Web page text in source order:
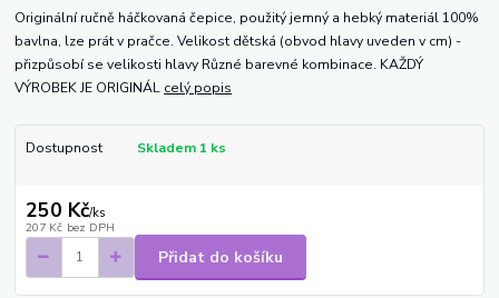
Originální ručně háčkovaná čepice, použitý jemný a hebký materiál 100%
bavlna, lze prát v pračce. Velikost dětská (obvod hlavy uveden v cm) -
přizpůsobí se velikosti hlavy Různé barevné kombinace. KAŽDÝ
VÝROBEK JE ORIGINÁL celý popis
Dostupnost Skladem 1 ks
250 Kč/ks
207 Kč bez DPH
Přidat do košíku